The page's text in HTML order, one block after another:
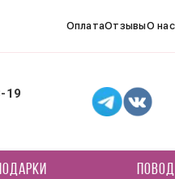
ОплатаОтзывыО нас
19
ПОВОД